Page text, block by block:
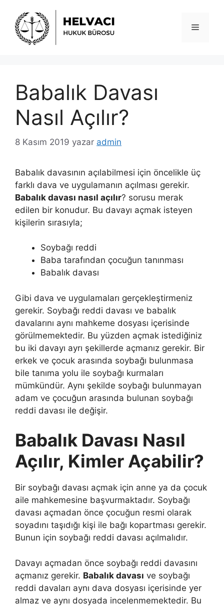
Menü
Babalık Davası
Nasıl Açılır?
8 Kasım 2019 yazar admin
Babalık davasının açılabilmesi için öncelikle üç
farklı dava ve uygulamanın açılması gerekir.
Babalık davası nasıl açılır? sorusu merak
edilen bir konudur. Bu davayı açmak isteyen
kişilerin sırasıyla;
Soybağı reddi
Baba tarafından çocuğun tanınması
Babalık davası
Gibi dava ve uygulamaları gerçekleştirmeniz
gerekir. Soybağı reddi davası ve babalık
davalarını aynı mahkeme dosyası içerisinde
görülmemektedir. Bu yüzden açmak istediğiniz
bu iki davayı ayrı şekillerde açmanız gerekir. Bir
erkek ve çocuk arasında soybağı bulunmasa
bile tanıma yolu ile soybağı kurmaları
mümkündür. Aynı şekilde soybağı bulunmayan
adam ve çocuğun arasında bulunan soybağı
reddi davası ile değişir.
Babalık Davası Nasıl
Açılır, Kimler Açabilir?
Bir soybağı davası açmak için anne ya da çocuk
aile mahkemesine başvurmaktadır. Soybağı
davası açmadan önce çocuğun resmi olarak
soyadını taşıdığı kişi ile bağı kopartması gerekir.
Bunun için soybağı reddi davası açılmalıdır.
Davayı açmadan önce soybağı reddi davasını
açmanız gerekir. Babalık davası ve soybağı
reddi davaları aynı dava dosyası içerisinde yer
almaz ve aynı dosyada incelenmemektedir. Bu